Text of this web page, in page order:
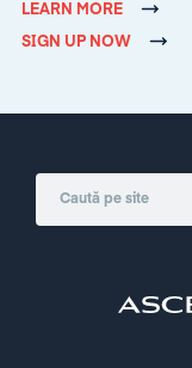
LEARN MORE
SIGN UP NOW